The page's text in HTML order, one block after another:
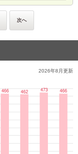
次へ
2026年8月更新